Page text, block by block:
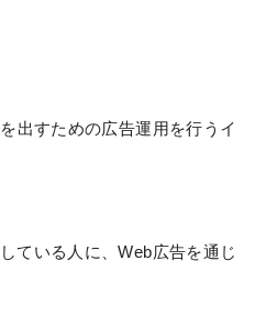
出すための広告運用を行うイ
ている人に、Web広告を通じ